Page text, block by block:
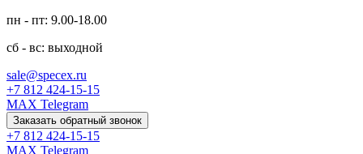
пн - пт: 9.00-18.00
сб - вс: выходной
sale@specex.ru
+7 812 424-15-15
MAX Telegram
Заказать обратный звонок
+7 812 424-15-15
MAX Telegram